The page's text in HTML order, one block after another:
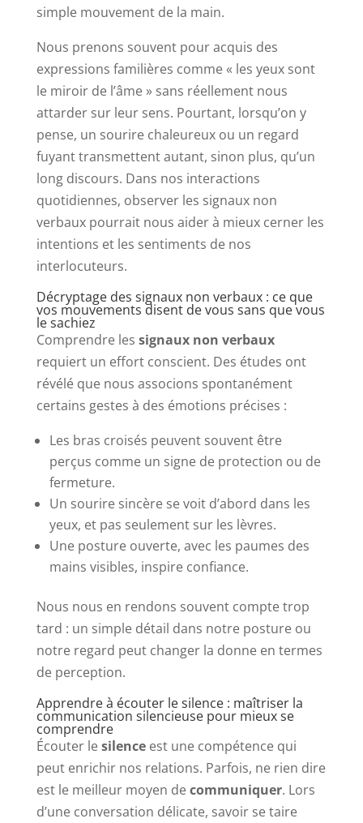
simple mouvement de la main.
Nous prenons souvent pour acquis des
expressions familières comme « les yeux sont
le miroir de l’âme » sans réellement nous
attarder sur leur sens. Pourtant, lorsqu’on y
pense, un sourire chaleureux ou un regard
fuyant transmettent autant, sinon plus, qu’un
long discours. Dans nos interactions
quotidiennes, observer les signaux non
verbaux pourrait nous aider à mieux cerner les
intentions et les sentiments de nos
interlocuteurs.
Décryptage des signaux non verbaux : ce que
vos mouvements disent de vous sans que vous
le sachiez
Comprendre les signaux non verbaux
requiert un effort conscient. Des études ont
révélé que nous associons spontanément
certains gestes à des émotions précises :
Les bras croisés peuvent souvent être
perçus comme un signe de protection ou de
fermeture.
Un sourire sincère se voit d’abord dans les
yeux, et pas seulement sur les lèvres.
Une posture ouverte, avec les paumes des
mains visibles, inspire confiance.
Nous nous en rendons souvent compte trop
tard : un simple détail dans notre posture ou
notre regard peut changer la donne en termes
de perception.
Apprendre à écouter le silence : maîtriser la
communication silencieuse pour mieux se
comprendre
Écouter lesilenceest une compétence qui
peut enrichir nos relations. Parfois, ne rien dire
est le meilleur moyen decommuniquer. Lors
d’une conversation délicate, savoir se taire